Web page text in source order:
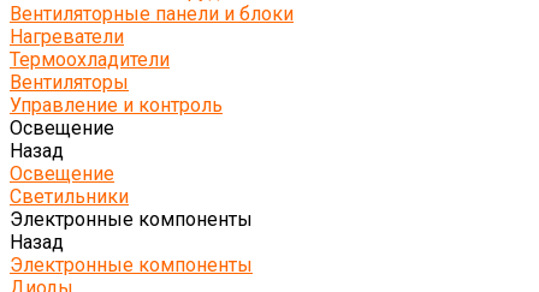
Вентиляторные панели и блоки
Нагреватели
Термоохладители
Вентиляторы
Управление и контроль
Освещение
Назад
Освещение
Светильники
Электронные компоненты
Назад
Электронные компоненты